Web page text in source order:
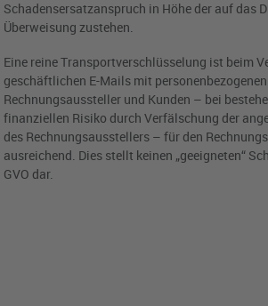
Schadensersatzanspruch in Höhe der auf das
Überweisung zustehen.
Eine reine Transportverschlüsselung ist beim
geschäftlichen E-Mails mit
Rechnungsaussteller und Kunden – bei
finanziellen Risiko durch Verfälschung der
des Rechnungsausstellers – für den
ausreichend. Dies stellt keinen „geeigneten“
GVO dar.